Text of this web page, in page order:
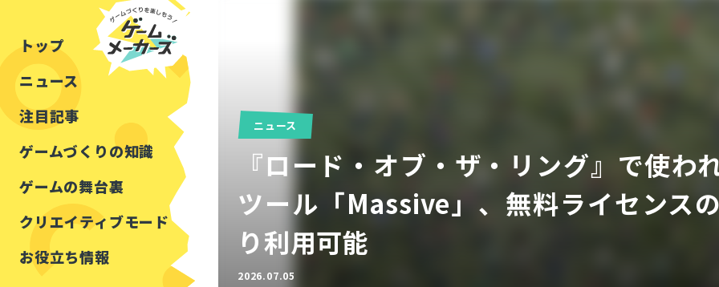
トップ
ニュース
注目記事
ゲームづくりの知識
見た目を良くする
ゲームの舞台裏
クリエイティブモード
お役立ち情報
アセットレビュー
ツール紹介
周辺機器・ハードウェア
ニュース
『ロード・オブ・ザ・リング』で使わ
ツール「Massive」、無料ライセンス
り利用可能
2026.07.05